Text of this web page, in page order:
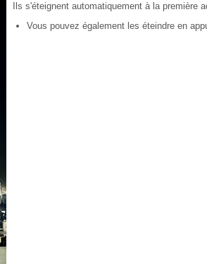
Ils s'éteignent automatiquement à la première
Vous pouvez également les éteindre en